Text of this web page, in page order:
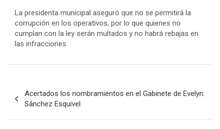
La presidenta municipal aseguró que no se permitirá la
corrupción en los operativos, por lo que quienes no
cumplan con la ley serán multados y no habrá rebajas en
las infracciones.
de
entradas
Acertados los nombramientos en el Gabinete de Evelyn:
Sánchez Esquivel